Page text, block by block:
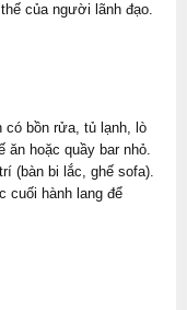
của người lãnh đạo.
có bồn rửa, tủ lạnh, lò
hoặc quầy bar nhỏ.
(bàn bi lắc, ghế sofa).
cuối hành lang để